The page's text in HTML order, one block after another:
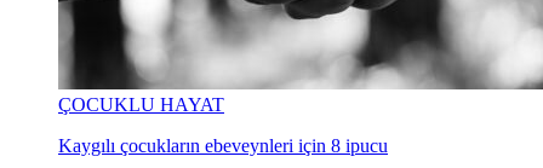
ÇOCUKLU HAYAT
Kaygılı çocukların ebeveynleri için 8 ipucu